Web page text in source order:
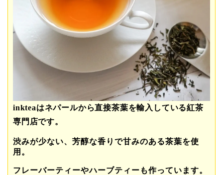
inkteaはネパールから直接茶葉を輸入している紅茶
専門店です。
渋みが少ない、芳醇な香りで甘みのある茶葉を使
用。
フレーバーティーやハーブティーも作っています。